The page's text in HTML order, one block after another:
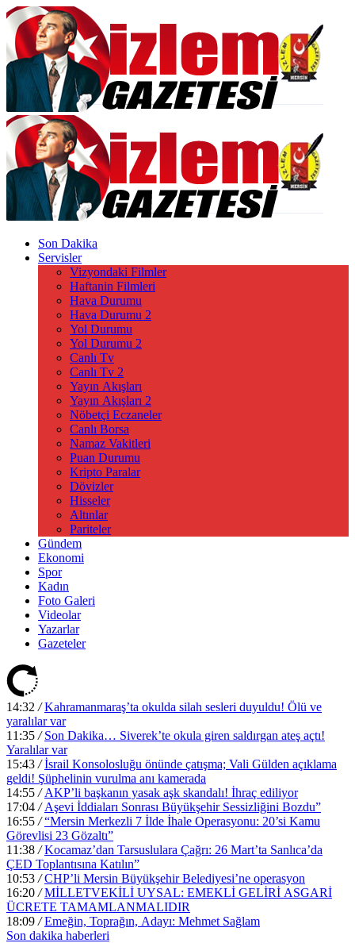
Son Dakika
Servisler
Vizyondaki Filmler
Haftanin Filmleri
Hava Durumu
Hava Durumu 2
Yol Durumu
Yol Durumu 2
Canlı Tv
Canlı Tv 2
Yayın Akışları
Yayın Akışları 2
Nöbetçi Eczaneler
Canlı Borsa
Namaz Vakitleri
Puan Durumu
Kripto Paralar
Dövizler
Hisseler
Altınlar
Pariteler
Gündem
Ekonomi
Spor
Kadın
Foto Galeri
Videolar
Yazarlar
Gazeteler
14:32 / Kahramanmaraş’ta okulda silah sesleri duyuldu! Ölü ve
yaralılar var
11:35 / Son Dakika… Siverek’te okula giren saldırgan ateş açtı!
Yaralılar var
15:43 / İsrail Konsolosluğu önünde çatışma; Vali Gülden açıklama
geldi! Şüphelinin vurulma anı kamerada
14:55 / AKP’li başkanın yasak aşk skandalı! İhraç ediliyor
17:04 / Aşevi İddiaları Sonrası Büyükşehir Sessizliğini Bozdu”
16:55 / “Mersin Merkezli 7 İlde İhale Operasyonu: 20’si Kamu
Görevlisi 23 Gözaltı”
11:38 / Kocamaz’dan Tarsuslulara Çağrı: 26 Mart’ta Sanlıca’da
ÇED Toplantısına Katılın”
10:53 / CHP’li Mersin Büyükşehir Belediyesi’ne operasyon
16:20 / MİLLETVEKİLİ UYSAL: EMEKLİ GELİRİ ASGARİ
ÜCRETE TAMAMLANMALIDIR
18:09 / Emeğin, Toprağın, Adayı: Mehmet Sağlam
Son dakika haberleri